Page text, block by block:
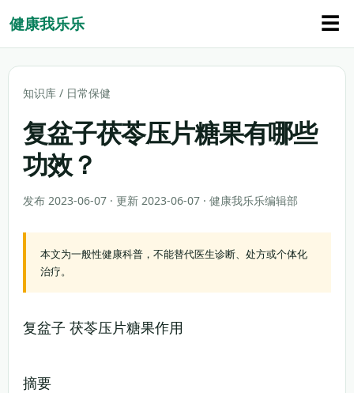
健康我乐乐 ☰
知识库 / 日常保健
复盆子茯苓压片糖果有哪些
功效？
发布 2023-06-07 · 更新 2023-06-07 · 健康我乐乐编辑部
本文为一般性健康科普，不能替代医生诊断、处方或个体化
治疗。
复盆子 茯苓压片糖果作用
摘要